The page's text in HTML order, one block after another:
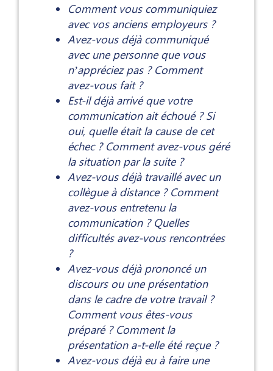
Comment vous communiquiez
avec vos anciens employeurs ?
Avez-vous déjà communiqué
avec une personne que vous
n’appréciez pas ? Comment
avez-vous fait ?
Est-il déjà arrivé que votre
communication ait échoué ? Si
oui, quelle était la cause de cet
échec ? Comment avez-vous géré
la situation par la suite ?
Avez-vous déjà travaillé avec un
collègue à distance ? Comment
avez-vous entretenu la
communication ? Quelles
difficultés avez-vous rencontrées
?
Avez-vous déjà prononcé un
discours ou une présentation
dans le cadre de votre travail ?
Comment vous êtes-vous
préparé ? Comment la
présentation a-t-elle été reçue ?
Avez-vous déjà eu à faire une